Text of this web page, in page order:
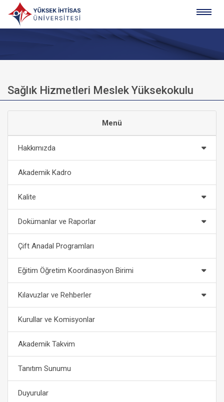
Sağlık Hizmetleri Meslek Yüksekokulu
Menü
Hakkımızda
Akademik Kadro
Kalite
Dokümanlar ve Raporlar
Çift Anadal Programları
Eğitim Öğretim Koordinasyon Birimi
Kılavuzlar ve Rehberler
Kurullar ve Komisyonlar
Akademik Takvim
Tanıtım Sunumu
Duyurular